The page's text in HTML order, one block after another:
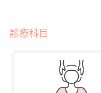
診療科目